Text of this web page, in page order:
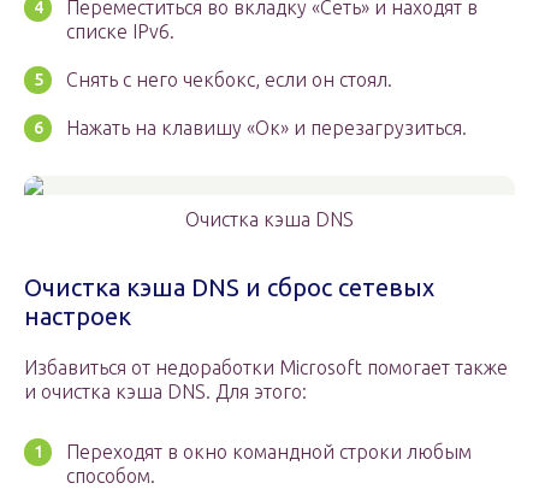
Переместиться во вкладку «Сеть» и находят в
списке IPv6.
Снять с него чекбокс, если он стоял.
Нажать на клавишу «Ок» и перезагрузиться.
Очистка кэша DNS
Очистка кэша DNS и сброс сетевых
настроек
Избавиться от недоработки Microsoft помогает также
и очистка кэша DNS. Для этого:
Переходят в окно командной строки любым
способом.